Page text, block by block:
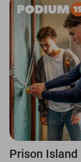
Prison Island